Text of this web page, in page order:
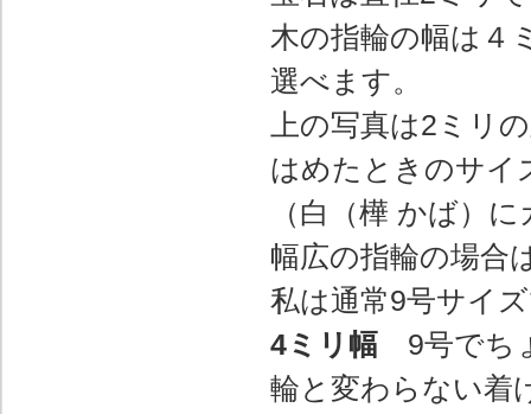
木の指輪の幅は４
選べます。
上の写真は2ミリ
はめたときのサイ
（白（樺 かば）
幅広の指輪の場合
私は通常9号サイ
4ミリ幅 9号でち
輪と変わらない着